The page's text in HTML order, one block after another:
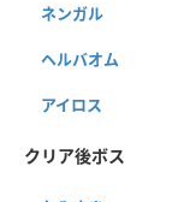
ネンガル
ヘルバオム
アイロス
クリア後ボス